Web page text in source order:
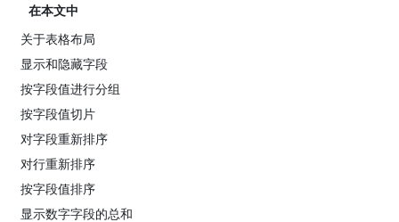
在本文中
关于表格布局
显示和隐藏字段
按字段值进行分组
按字段值切片
对字段重新排序
对行重新排序
按字段值排序
显示数字字段的总和